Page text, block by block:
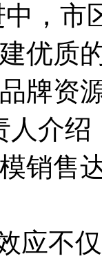
中，市
优质
牌资
人介
销售
应不